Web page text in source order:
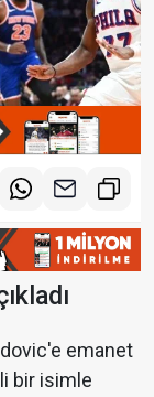
emanet
bir isimle